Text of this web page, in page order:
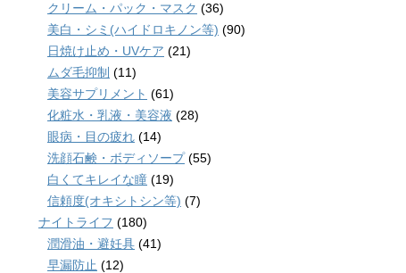
クリーム・パック・マスク (36)
美白・シミ(ハイドロキノン等) (90)
日焼け止め・UVケア (21)
ムダ毛抑制 (11)
美容サプリメント (61)
化粧水・乳液・美容液 (28)
眼病・目の疲れ (14)
洗顔石鹸・ボディソープ(55)
白くてキレイな瞳 (19)
信頼度(オキシトシン等) (7)
ナイトライフ (180)
潤滑油・避妊具 (41)
早漏防止 (12)